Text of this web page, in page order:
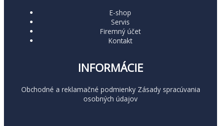
E-shop
Servis
Firemný účet
Kontakt
INFORMÁCIE
Obchodné a reklamačné podmienky Zásady spracúvania
osobných údajov